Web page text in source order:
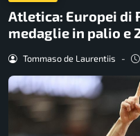
Atletica: Europei di
medaglie in palio e
Tommaso de Laurentiis -